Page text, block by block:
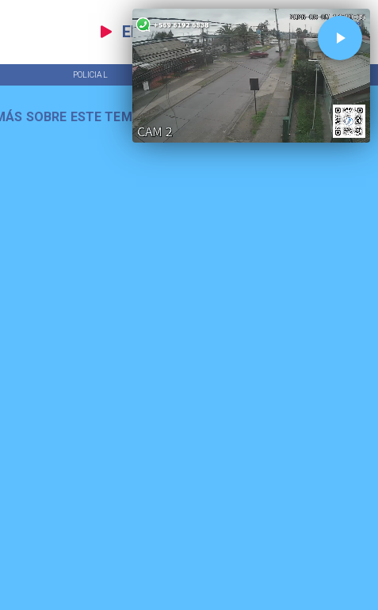
EN VIVO
POLICIAL TENDENCIAS
SOBRE ESTE TEMA